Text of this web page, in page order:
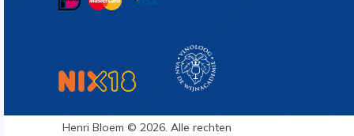
Henri Bloem © 2026. Alle rechten